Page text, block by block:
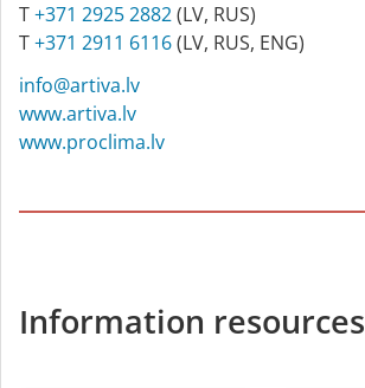
T+371 2925 2882(LV, RUS)
T+371 2911 6116(LV, RUS, ENG)
info@artiva.lv
www.artiva.lv
www.proclima.lv
Information resources